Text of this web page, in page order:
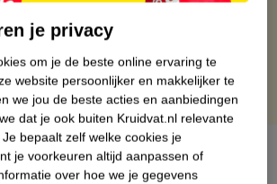
je Kruidvat kaart
je privacy
om je de beste online ervaring te
website persoonlijker en makkelijker te
we jou de beste acties en aanbiedingen
dat je ook buiten Kruidvat.nl relevante
Je bepaalt zelf welke cookies je
je voorkeuren altijd aanpassen of
over hoe we je gegevens